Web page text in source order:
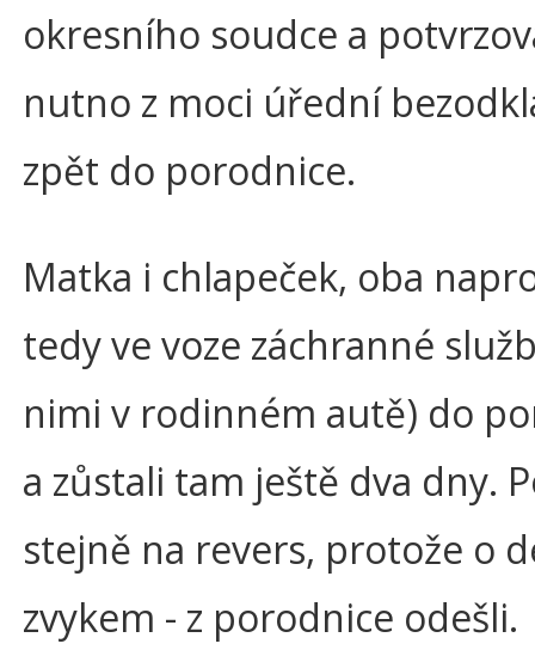
okresního soudce a
nutno z moci úřední
zpět do porodnice.
Matka i chlapeček, oba
tedy ve voze záchranné
nimi v rodinném autě) do
a zůstali tam ještě dva dny.
stejně na revers, protože o
zvykem - z porodnice odešli.